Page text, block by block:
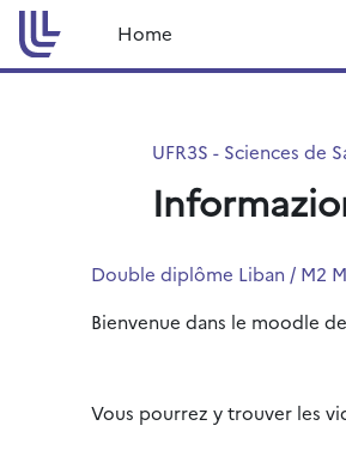
Vai al contenuto principale
Home
UFR3S - Sciences de
Double diplôme Liban / M2
Bienvenue dans le moodle
Vous pourrez y trouver les